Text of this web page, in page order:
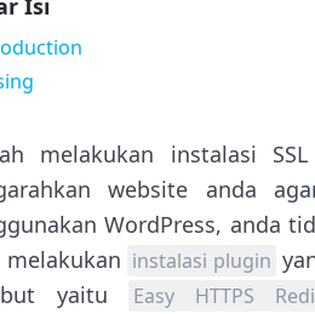
Isi
melakukan instalasi
website anda
WordPress, anda
melakukan instalasi plugin
yaitu
Easy HTTPS